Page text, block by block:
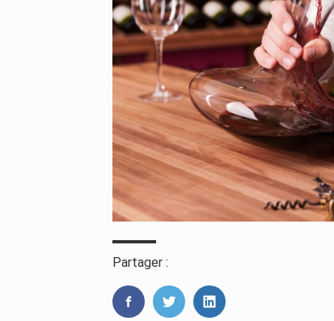
Partager :
FaceBookTwitterLinkedIn